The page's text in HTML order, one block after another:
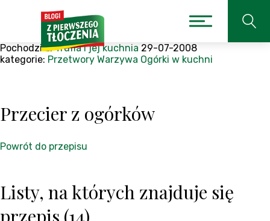
Pochodzi z:Trufla i jej kuchnia 29-07-2008
kategorie: Przetwory Warzywa Ogórki w kuchni
Przecier z ogórków
Powrót do przepisu
Listy, na których znajduje się
przepis (14)